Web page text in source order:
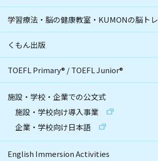
学習療法・脳の健康教室・KUMONの脳トレ
くもん出版
TOEFL Primary® /TOEFL Junior®
施設・学校・企業での公文式
施設・学校向け導入事業
企業・学校向け日本語
English Immersion Activities